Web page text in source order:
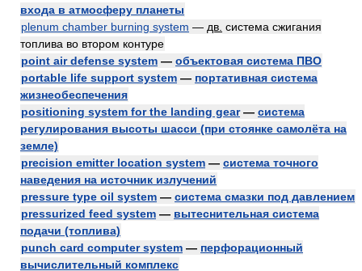
входа в атмосферу планеты
plenum chamber burning system — дв. система сжигания
топлива во втором контуре
point air defense system — объектовая система ПВО
portable life support system — портативная система
жизнеобеспечения
positioning system for the landing gear— система
регулирования высоты шасси (при стоянке самолёта на
земле)
precision emitter location system — система точного
наведения на источник излучений
pressure type oil system — система смазки под давлением
pressurized feed system — вытеснительная система
подачи (топлива)
punch card computer system — перфорационный
вычислительный комплекс